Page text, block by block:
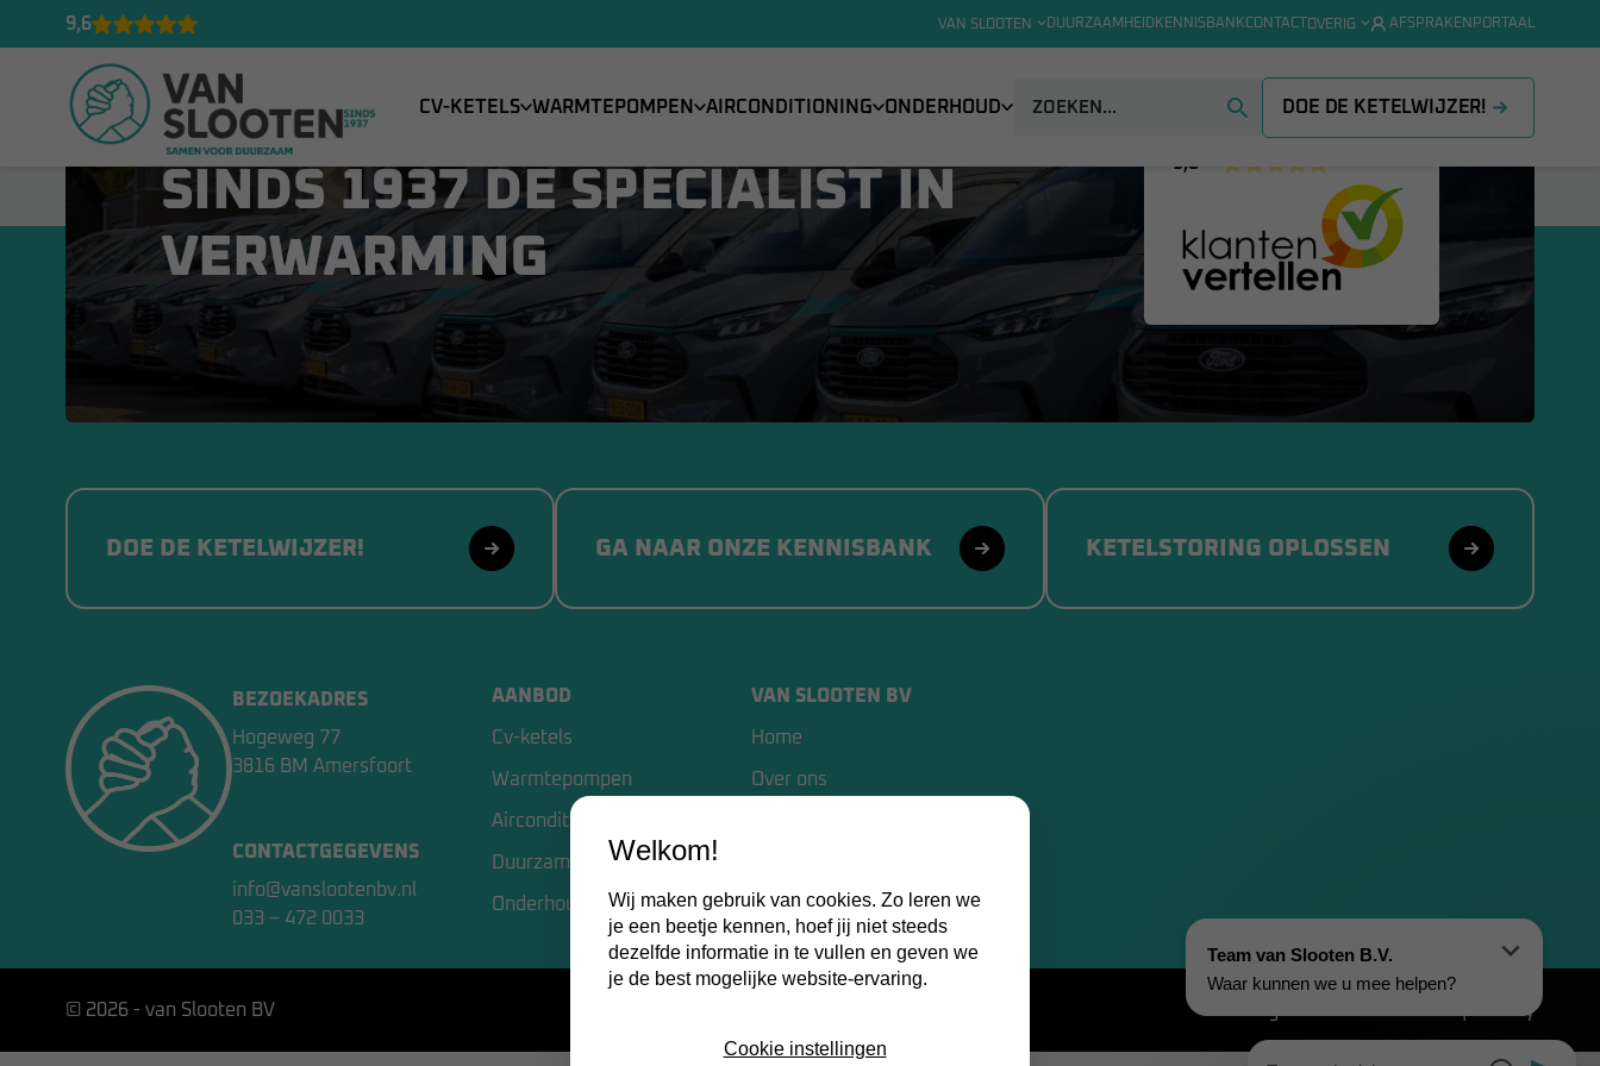
9,6 VAN SLOOTEN DUURZAAMHEIDKENNISBANKCONTACT OVERIG AFSPRAKENPORTAAL
CV-KETELS WARMTEPOMPEN AIRCONDITIONING ONDERHOUD DOE DE KETELWIJZER!
We nemen na de aanvraag contact met je op om de mogelijkheden te bespreken.
VAN SLOOTEN
SINDS 1937 DÉ SPECIALIST IN
VERWARMING
9,6
DOE DE KETELWIJZER! GA NAAR ONZE KENNISBANK KETELSTORING OPLOSSEN
BEZOEKADRES
Hogeweg 77
3816 BM Amersfoort
CONTACTGEGEVENS
info@vanslootenbv.nl
033 – 472 0033
AANBOD
Cv-ketels
Warmtepompen
Airconditioning
Duurzame opties
Onderhoud
VAN SLOOTEN BV
Home
Over ons
Certificaten
© 2026 - van Slooten BV Privacy
Welkom!
Wij maken gebruik van cookies. Zo leren we
je een beetje kennen, hoef jij niet steeds
dezelfde informatie in te vullen en geven we
je de best mogelijke website-ervaring.
Cookie instellingen